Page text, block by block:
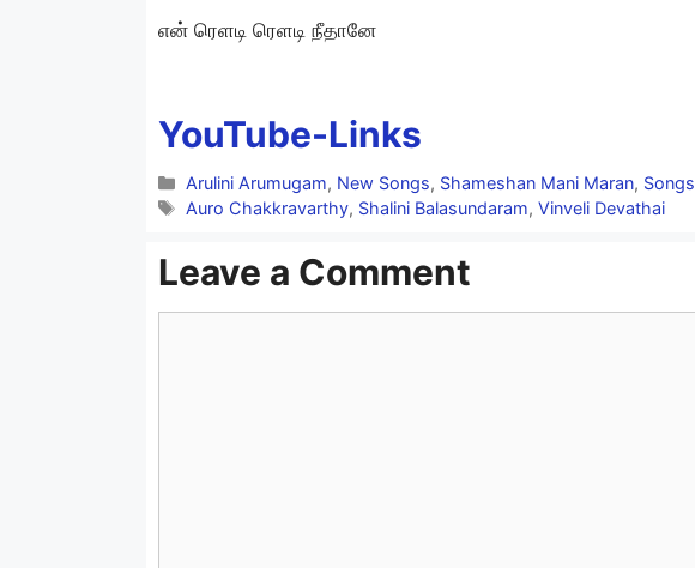
என் ரெளடி ரெளடி நீதானே
YouTube-Links
Categories
Arulini Arumugam, New Songs, Shameshan Mani Maran, Songs
Tags
Auro Chakkravarthy, Shalini Balasundaram,Vinveli Devathai
Leave a Comment